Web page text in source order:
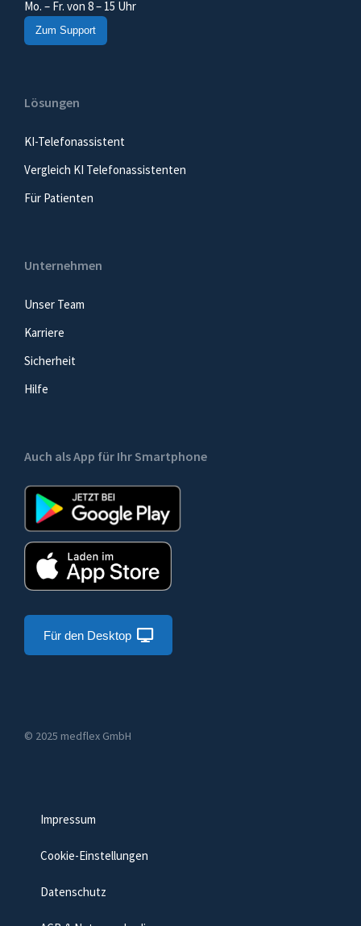
Mo. – Fr. von 8 – 15 Uhr
Zum Support
Lösungen
KI-Telefonassistent
Vergleich KI Telefonassistenten
Für Patienten
Unternehmen
Unser Team
Karriere
Sicherheit
Hilfe
Auch als App für Ihr Smartphone
Für den Desktop
© 2025 medflex GmbH
Impressum
Cookie-Einstellungen
Datenschutz